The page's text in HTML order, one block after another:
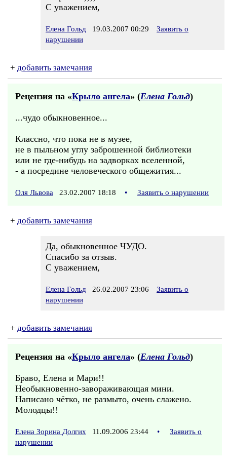
С уважением,
Елена Гольд 19.03.2007 00:29
Заявить о
нарушении
+ добавить замечания
Рецензия на «Крыло ангела» (Елена Гольд)
...чудо обыкновенное...
Классно, что пока не в музее,
не в пыльном углу заброшенной библиотеки
или не где-нибудь на задворках вселенной,
- а посредине человеческого общежития...
Оля Львова 23.02.2007 18:18 • Заявить о нарушении
+ добавить замечания
Да, обыкновенное ЧУДО.
Спасибо за отзыв.
С уважением,
Елена Гольд 26.02.2007 23:06
Заявить о
нарушении
+ добавить замечания
Рецензия на «Крыло ангела» (Елена Гольд)
Браво, Елена и Мари!!
Необыкновенно-завораживающая мини.
Написано чётко, не размыто, очень слажено.
Молодцы!!
Елена Зорина Долгих 11.09.2006 23:44 •
Заявить о
нарушении